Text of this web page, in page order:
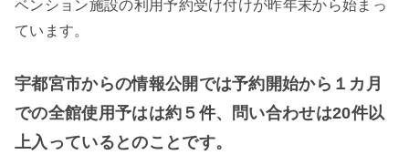
ベンション施設の利用予約受け付けが昨年末から始まっ
ています。
宇都宮市からの情報公開では予約開始から１カ月
での全館使用予はは約５件、問い合わせは20件以
上入っているとのことです。